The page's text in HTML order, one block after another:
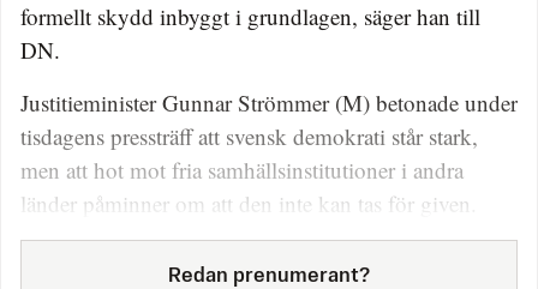
formellt skydd inbyggt i grundlagen, säger han till
DN.
Justitieminister Gunnar Strömmer (M) betonade under
tisdagens pressträff att svensk demokrati står stark,
men att hot mot fria samhällsinstitutioner i andra
länder påminner om att den inte kan tas för given.
Redan prenumerant?